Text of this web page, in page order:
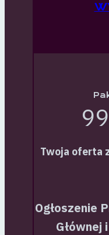
Twoja oferta
Ogłoszenie
Głównej